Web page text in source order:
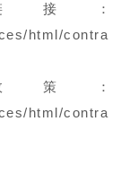
：
html/contra
：
html/contra